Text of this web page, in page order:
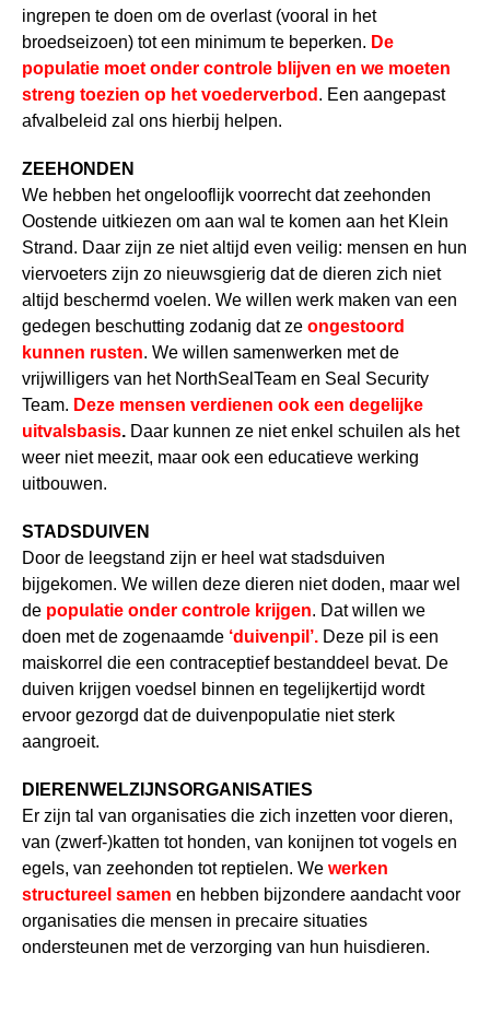
ingrepen te doen om de overlast (vooral in het
broedseizoen) tot een minimum te beperken. De
populatie moet onder controle blijven en we moeten
streng toezien op het voederverbod . Een aangepast
afvalbeleid zal ons hierbij helpen.
ZEEHONDEN
We hebben het ongelooflijk voorrecht dat zeehonden
Oostende uitkiezen om aan wal te komen aan het Klein
Strand. Daar zijn ze niet altijd even veilig: mensen en hun
viervoeters zijn zo nieuwsgierig dat de dieren zich niet
altijd beschermd voelen. We willen werk maken van een
gedegen beschutting zodanig dat ze ongestoord
kunnen rusten. We willen samenwerken met de
vrijwilligers van het NorthSealTeam en Seal Security
Team. Deze mensen verdienen ook een degelijke
uitvalsbasis. Daar kunnen ze niet enkel schuilen als het
weer niet meezit, maar ook een educatieve werking
uitbouwen.
STADSDUIVEN
Door de leegstand zijn er heel wat stadsduiven
bijgekomen. We willen deze dieren niet doden, maar wel
de populatie onder controle krijgen. Dat willen we
doen met de zogenaamde ‘duivenpil’. Deze pil is een
maiskorrel die een contraceptief bestanddeel bevat. De
duiven krijgen voedsel binnen en tegelijkertijd wordt
ervoor gezorgd dat de duivenpopulatie niet sterk
aangroeit.
DIERENWELZIJNSORGANISATIES
Er zijn tal van organisaties die zich inzetten voor dieren,
van (zwerf-)katten tot honden, van konijnen tot vogels en
egels, van zeehonden tot reptielen. We werken
structureel samen en hebben bijzondere aandacht voor
organisaties die mensen in precaire situaties
ondersteunen met de verzorging van hun huisdieren.